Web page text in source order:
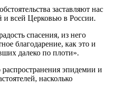
заставляют нас
и всей Церковью в России.
спасения, из него
благодарение, как это и
далеко по плоти».
эпидемии и
насколько